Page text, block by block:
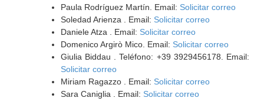
Paula Rodríguez Martín. Email: Solicitar correo
Soledad Arienza . Email: Solicitar correo
Daniele Atza . Email: Solicitar correo
Domenico Argirò Mico. Email: Solicitar correo
Giulia Biddau . Teléfono: +39 3929456178. Email:
Solicitar correo
Miriam Ragazzo . Email: Solicitar correo
Sara Caniglia . Email: Solicitar correo